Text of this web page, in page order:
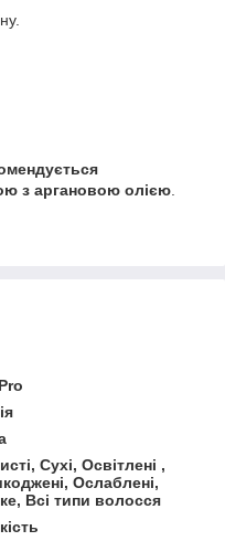
з аргановою олією
Сухі, Освітлені ,
Ослаблені,
Всі типи волосся